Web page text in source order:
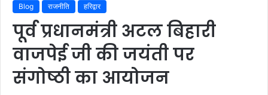
Blog राजनीति हरिद्वार
पूर्व प्रधानमंत्री अटल बिहारी
वाजपेई जी की जयंती पर
संगोष्ठी का आयोजन